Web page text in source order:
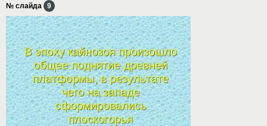
№ слайда 9